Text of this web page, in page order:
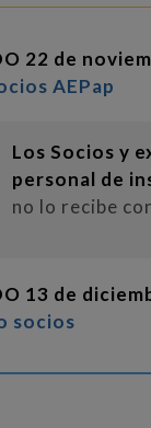
22 de
AEPap
Los Socios y
personal de
no lo recibe
13 de
socios